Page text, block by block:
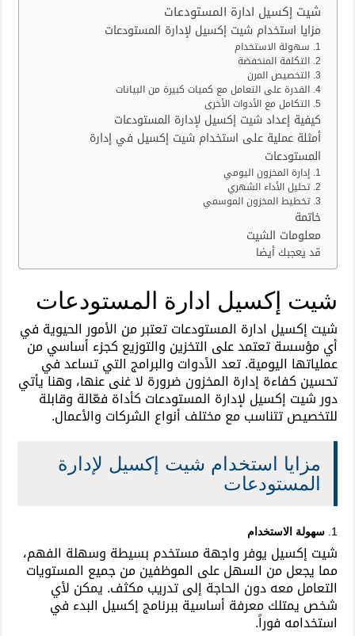
شيت إكسيل ادارة المستودعات
مزايا استخدام شيت إكسيل لإدارة المستودعات
1. سهولة الاستخدام
2. التكلفة المنخفضة
3. التخصيص المرن
4. القدرة على التعامل مع كميات كبيرة من البيانات
5. التكامل مع الأدوات الأخرى
كيفية إعداد شيت إكسيل لإدارة المستودعات
أمثلة عملية على استخدام شيت إكسيل في إدارة
المستودعات
1. إدارة المخزون اليومي
2. تحليل الأداء الشهري
3. تخطيط المخزون الموسمي
خاتمة
معلومات الشيت
قد يعجبك أيضا
شيت إكسيل ادارة المستودعات
شيت إكسيل ادارة المستودعات تعتبر من الأمور الحيوية في
أي مؤسسة تعتمد على التخزين والتوزيع كجزء أساسي من
عملياتها اليومية. تعد الأدوات والبرامج التي تساعد في
تحسين كفاءة إدارة المخزون ضرورة لا غنى عنها، وهنا يأتي
دور شيت إكسيل لإدارة المستودعات كأداة فعّالة وقابلة
للتخصيص تتناسب مع مختلف أنواع الشركات والأعمال.
مزايا استخدام شيت إكسيل لإدارة
المستودعات
1. سهولة الاستخدام
شيت إكسيل يوفر واجهة مستخدم بسيطة وسهلة الفهم،
مما يجعل من السهل على الموظفين من جميع المستويات
التعامل معه دون الحاجة إلى تدريب مكثف. يمكن لأي
شخص يمتلك معرفة أساسية ببرنامج إكسيل البدء في
استخدامه فوراً.